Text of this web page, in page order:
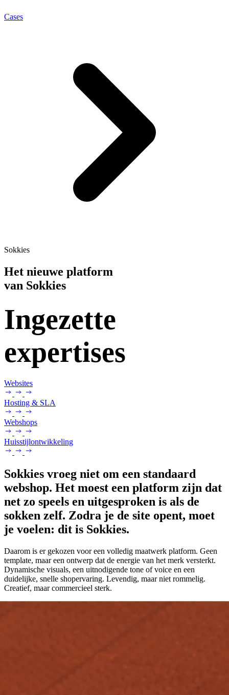
Cases
Sokkies
Het nieuwe platform
van Sokkies
Ingezette
expertises
Websites
Hosting & SLA
Webshops
Huisstijlontwikkeling
Sokkies vroeg niet om een standaard
webshop. Het moest een platform zijn dat
net zo speels en uitgesproken is als de
sokken zelf. Zodra je de site opent, moet
je voelen: dit is Sokkies.
Daarom is er gekozen voor een volledig maatwerk platform. Geen
template, maar een ontwerp dat de energie van het merk versterkt.
Dynamische visuals, een uitnodigende tone of voice en een
duidelijke, snelle shopervaring. Levendig, maar niet rommelig.
Creatief, maar commercieel sterk.